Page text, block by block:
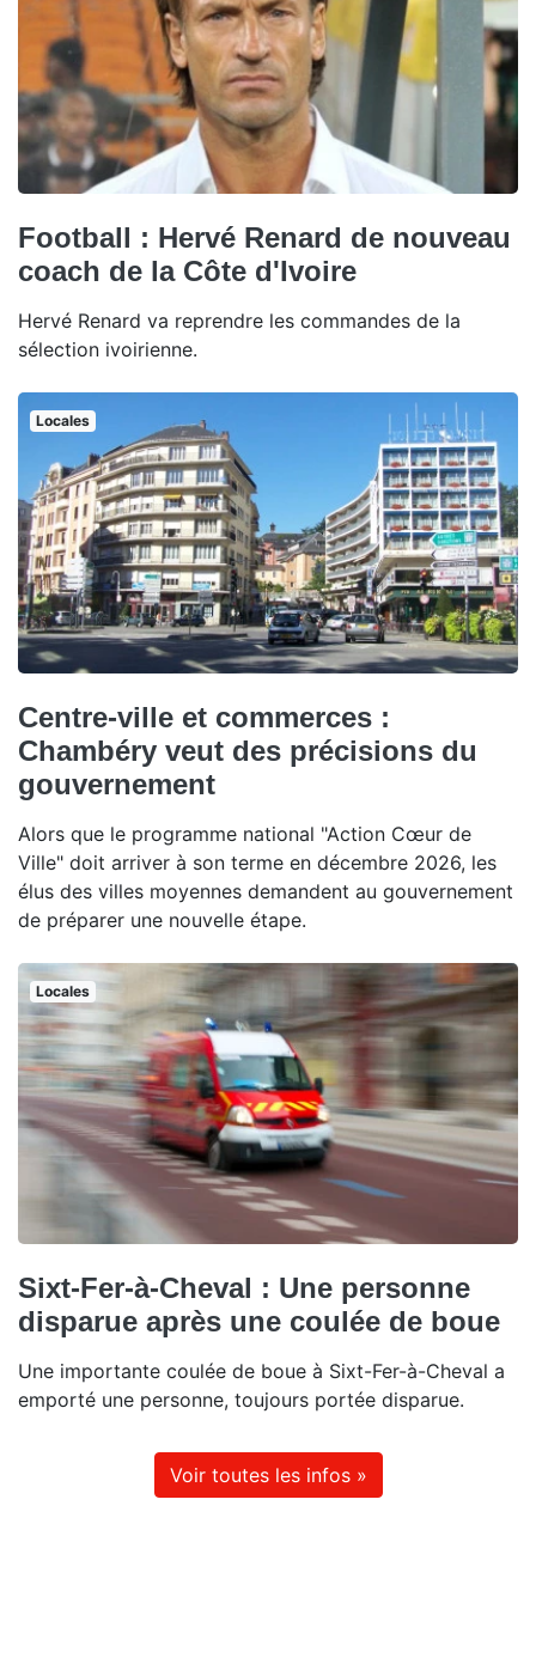
Football : Hervé Renard de nouveau
coach de la Côte d'Ivoire
Hervé Renard va reprendre les commandes de la
sélection ivoirienne.
Locales
Centre-ville et commerces :
Chambéry veut des précisions du
gouvernement
Alors que le programme national "Action Cœur de
Ville" doit arriver à son terme en décembre 2026, les
élus des villes moyennes demandent au gouvernement
de préparer une nouvelle étape.
Locales
Sixt-Fer-à-Cheval : Une personne
disparue après une coulée de boue
Une importante coulée de boue à Sixt-Fer-à-Cheval a
emporté une personne, toujours portée disparue.
Voir toutes les infos »